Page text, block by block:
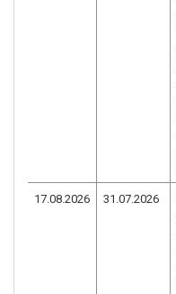
17.08.2026 31.07.2026